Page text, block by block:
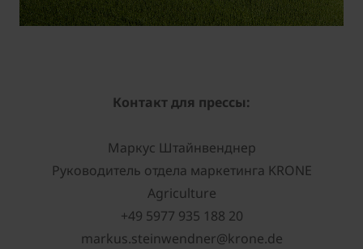
Контакт для прессы:
Маркус Штайнвенднер
Руководитель отдела маркетинга KRONE
Agriculture
+49 5977 935 188 20
markus.steinwendner@krone.de